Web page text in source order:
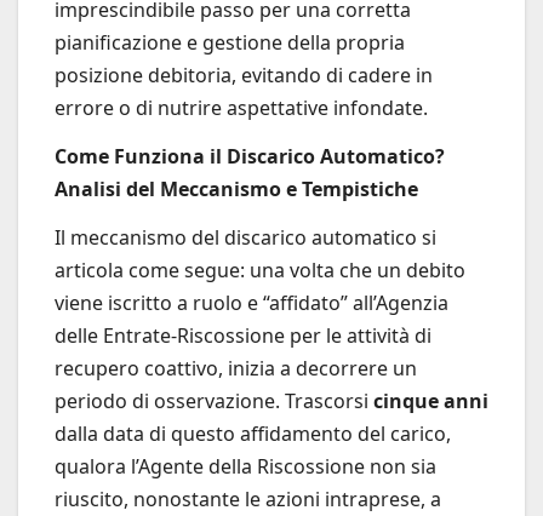
imprescindibile passo per una corretta
pianificazione e gestione della propria
posizione debitoria, evitando di cadere in
errore o di nutrire aspettative infondate.
Come Funziona il Discarico Automatico?
Analisi del Meccanismo e Tempistiche
Il meccanismo del discarico automatico si
articola come segue: una volta che un debito
viene iscritto a ruolo e “affidato” all’Agenzia
delle Entrate-Riscossione per le attività di
recupero coattivo, inizia a decorrere un
periodo di osservazione. Trascorsi cinque anni
dalla data di questo affidamento del carico,
qualora l’Agente della Riscossione non sia
riuscito, nonostante le azioni intraprese, a